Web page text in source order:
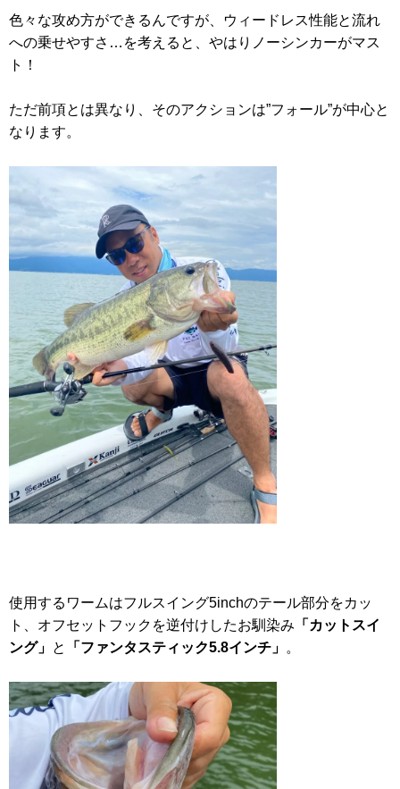
色々な攻め方ができるんですが、ウィードレス性能と流れ
への乗せやすさ…を考えると、やはりノーシンカーがマス
ト！
ただ前項とは異なり、そのアクションは”フォール”が中心と
なります。
使用するワームはフルスイング5inchのテール部分をカッ
ト、オフセットフックを逆付けしたお馴染み 「カットスイ
ング」 と 「ファンタスティック5.8インチ」 。